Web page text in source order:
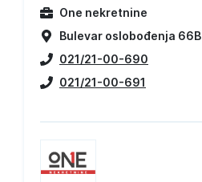
One nekretnine
Bulevar oslobođenja 66B
021/21-00-690
021/21-00-691